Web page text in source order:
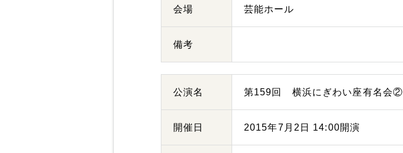
会場 芸能ホール
備考
公演名 第159回 横浜にぎわい座有名会②
開催日 2015年7月2日 14:00開演